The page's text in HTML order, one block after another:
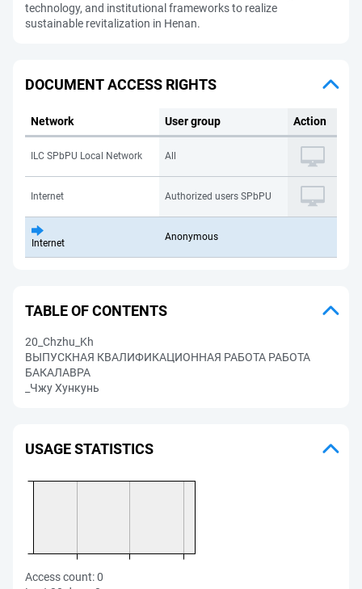
technology, and institutional frameworks to realize
sustainable revitalization in Henan.
DOCUMENT ACCESS RIGHTS
Network User group Action
ILC SPbPU Local Network All
Internet Authorized users SPbPU
Internet
Anonymous
TABLE OF CONTENTS
20_Chzhu_Kh
ВЫПУСКНАЯ КВАЛИФИКАЦИОННАЯ РАБОТА РАБОТА
БАКАЛАВРА
_Чжу Хункунь
USAGE STATISTICS
Access count:0